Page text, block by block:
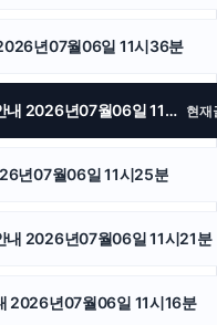
상간소송
인스타그램 좋아요 늘리기
구로구하수구막힘
년07월06일 11시36분
동대문구하수구막힘 사전 점검 안내 2026년07월06일 11시31분 현재
년07월06일 11시25분
내 2026년07월06일 11시21분
2026년07월06일 11시16분